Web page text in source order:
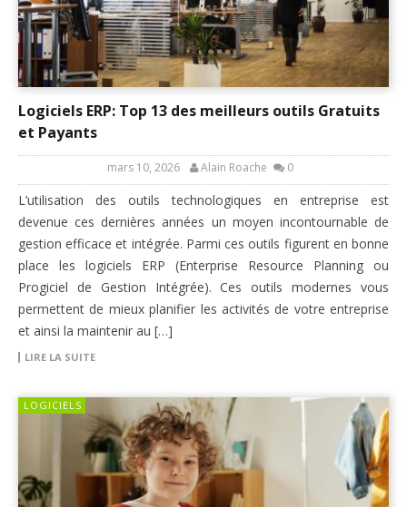
Logiciels ERP: Top 13 des meilleurs outils Gratuits
et Payants
mars 10, 2026 Alain Roache 0
L’utilisation des outils technologiques en entreprise est
devenue ces dernières années un moyen incontournable de
gestion efficace et intégrée. Parmi ces outils figurent en bonne
place les logiciels ERP (Enterprise Resource Planning ou
Progiciel de Gestion Intégrée). Ces outils modernes vous
permettent de mieux planifier les activités de votre entreprise
et ainsi la maintenir au […]
LIRE LA SUITE
LOGICIELS